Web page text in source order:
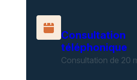
Consultation
téléphonique
Consultation de 20